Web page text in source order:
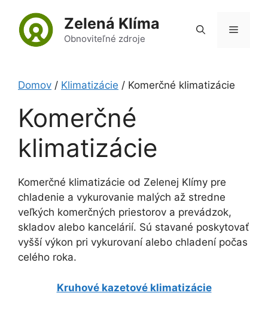
obsah
Zelená Klíma
Obnoviteľné zdroje
Menu
Domov / Klimatizácie / Komerčné klimatizácie
Komerčné
klimatizácie
Komerčné klimatizácie od Zelenej Klímy pre
chladenie a vykurovanie malých až stredne
veľkých komerčných priestorov a prevádzok,
skladov alebo kancelárií. Sú stavané poskytovať
vyšší výkon pri vykurovaní alebo chladení počas
celého roka.
Kruhové kazetové klimatizácie